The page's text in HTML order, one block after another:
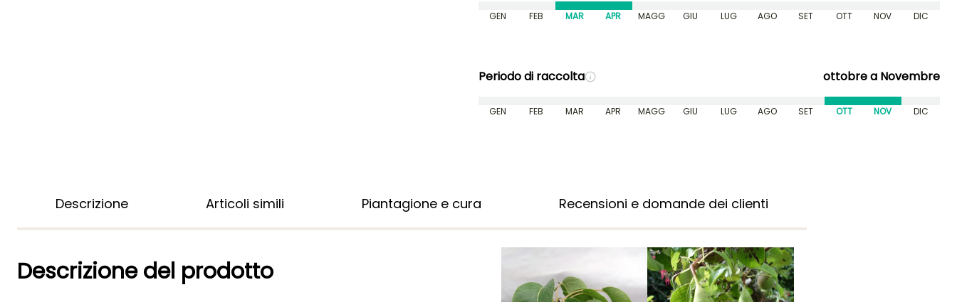
GEN FEB MAR APR MAGG GIU LUG AGO SET OTT NOV DIC
Periodo di raccolta ottobre a Novembre
GEN FEB MAR APR MAGG GIU LUG AGO SET OTT NOV DIC
Descrizione Articoli simili Piantagione e cura Recensioni e domande dei clienti
Descrizione del prodotto